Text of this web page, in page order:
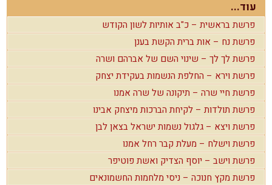
עוד...
פרשת בראשית – כ"ב אותיות לשון הקודש
פרשת נח – אות ברית הקשת בענן
פרשת לך לך – שינוי השם של אברהם ושרה
פרשת וירא – החלפת הנשמות בעקידת יצחק
פרשת חיי שרה – תיקונה של שרה אמנו
פרשת תולדות – לקיחת הברכות מיצחק אבינו
פרשת ויצא – גלגול נשמות ישראל בצאן לבן
פרשת וישלח – מעלת קבר רחל אמנו
פרשת וישב – יוסף הצדיק ואשת פוטיפר
פרשת מקץ חנוכה – ניסי מלחמות החשמונאים